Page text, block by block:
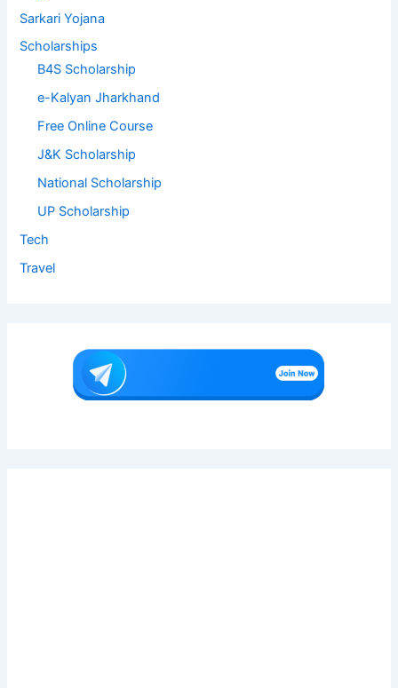
Sarkari Yojana
Scholarships
B4S Scholarship
e-Kalyan Jharkhand
Free Online Course
J&K Scholarship
National Scholarship
UP Scholarship
Tech
Travel